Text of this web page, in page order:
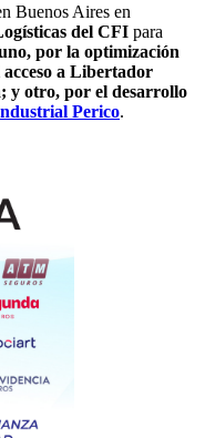
Buenos Aires en
del CFI para
por la optimización
acceso a Libertador
y otro, por el desarrollo
Perico.